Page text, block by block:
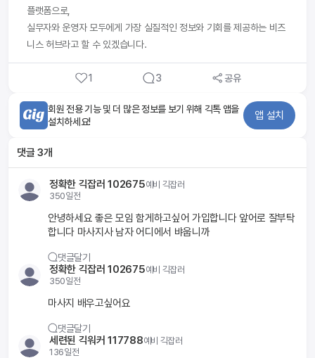
플랫폼으로,
실무자와 운영자 모두에게 가장 실질적인 정보와 기회를 제공하는 비즈
니스 허브라고 할 수 있겠습니다.
1 3 공유
회원 전용 기능 및 더 많은 정보를 보기 위해 긱톡 앱을
설치하세요!
앱 설치
댓글3개
정확한 긱잡러 102675예비 긱잡러
350일전
안녕하세요 좋은 모임 함게하고싶어 가입합니다 앞어로 잘부탁
합니다 마사지사 남자 어디에서 뱌웁니까
댓글달기
정확한 긱잡러 102675예비 긱잡러
350일전
마사지 배우고싶어요
댓글달기
세련된 긱워커 117788예비 긱잡러
136일전